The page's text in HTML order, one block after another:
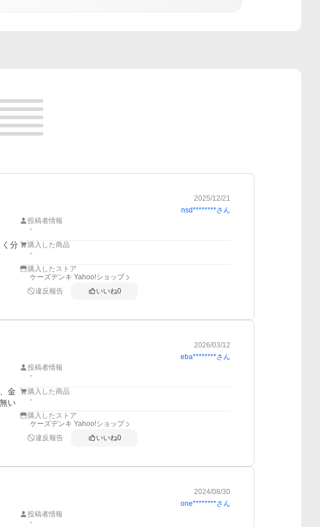
2025/12/21
nsd********さん
く分
投稿者情報
-
購入した商品
-
購入したストア
ケーズデンキ Yahoo!ショップ
違反報告
いいね0
2026/03/12
eba********さん
金
い
投稿者情報
-
購入した商品
-
購入したストア
ケーズデンキ Yahoo!ショップ
違反報告
いいね0
2024/08/30
one********さん
投稿者情報
-